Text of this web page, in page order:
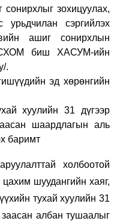
зохицуулах,
сэргийлэх
ашиг сонирхлын
биш ХАСУМ-ийн
.
эд хөрөнгийн
хуулийн 31 дүгээр
шаардлагын аль
баримт
холбоотой
шуудангийн хаяг,
тухай хуулийн 31
заасан албан тушаалыг